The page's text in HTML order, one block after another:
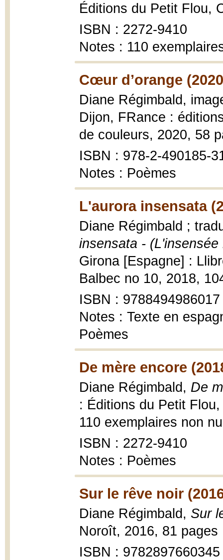
Éditions du Petit Flou,
ISBN : 2272-9410
Notes : 110
Cœur d’orange
Diane Régimbald,
Dijon, FRance :
de couleurs, 2020, 58
ISBN : 978-2-490185-
Notes : Poèmes
L'aurora insensata
Diane Régimbald ;
insensata - (L'insensée
Girona [Espagne] :
Balbec no 10, 2018,
ISBN : 9788494986017
Notes : Texte en
Poèmes
De mère encore
Diane Régimbald, De
: Éditions du Petit
110 exemplaires non
ISBN : 2272-9410
Notes : Poèmes
Sur le rêve noir
Diane Régimbald, Sur
Noroît, 2016, 81 pages
ISBN : 9782897660345